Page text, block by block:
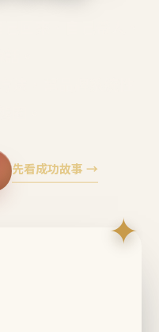
先看成功故事 →
✦